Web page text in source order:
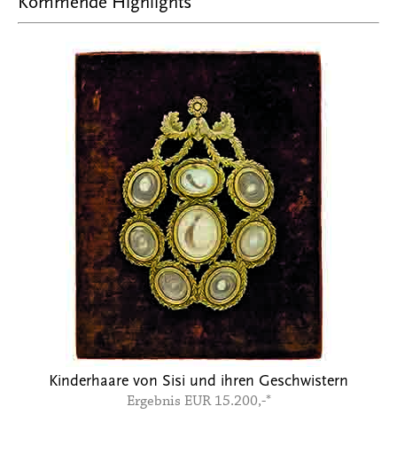
Kommende Highlights
Kinderhaare von Sisi und ihren Geschwistern
Ergebnis EUR 15.200,-*